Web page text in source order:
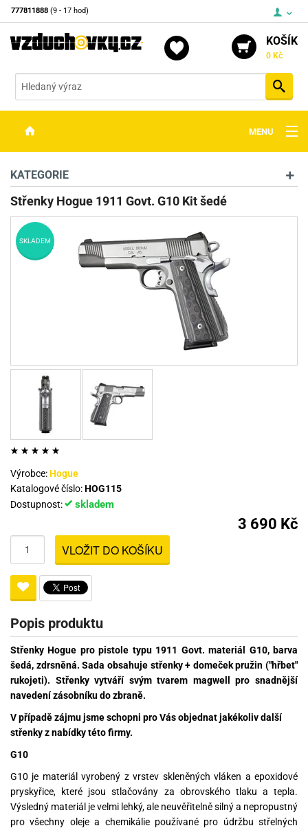
777811888 (9 - 17 hod)
KOŠÍK
0 Kč
MENU
OPTIKA
STŘELIVO
PŘÍSLUŠENSTVÍ
KATEGORIE
Střenky Hogue 1911 Govt. G10 Kit šedé
SKLADEM
Výrobce:Hogue
Katalogové číslo:HOG115
Dostupnost:
skladem
3 690 Kč
VLOŽIT DO KOŠÍKU
Popis produktu
Střenky Hogue pro pistole typu 1911 Govt. materiál G10, barva
šedá, zdrsněná. Sada obsahuje střenky + domeček pružin ("hřbet"
rukojeti). Střenky vytváří svým tvarem magwell pro snadnější
navedení zásobníku do zbraně.
V případě zájmu jsme schopni pro Vás objednat jakékoliv další
střenky z nabídky této firmy.
G10
G10 je materiál vyrobený z vrstev skleněných vláken a epoxidové
pryskyřice, které jsou stlačovány za obrovského tlaku a tepla.
Výsledný materiál je velmi lehký, ale neuvěřitelně silný a nepropustný
pro všechny oleje a chemikálie používané pro údržbu střelných